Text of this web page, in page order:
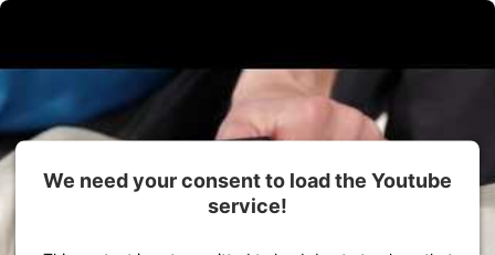
We need your consent to load the Youtube
service!